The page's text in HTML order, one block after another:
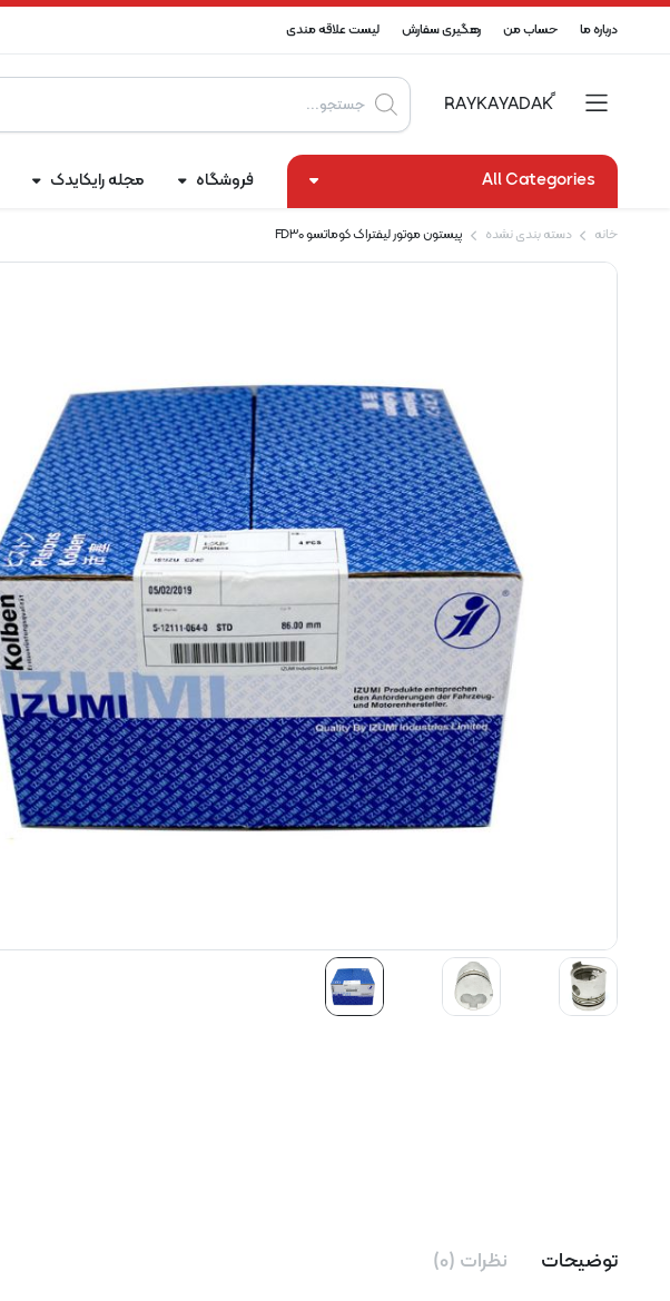
درباره ما حساب من رهگیری سفارش لیست علاقه مندی
Products
search
All Categories فروشگاه مجله رایکایدک
خانه دسته بندی نشده پیستون موتور لیفتراک کوماتسو FD30
توضیحات نظرات (0)